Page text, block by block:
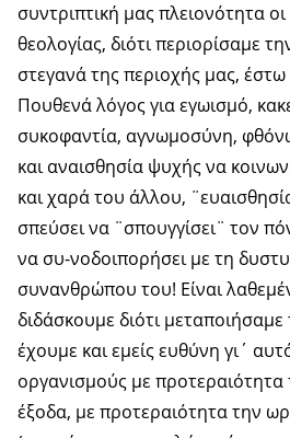
συντριπτική μας πλειονότητα
θεολογίας, διότι περιορίσαμε
στεγανά της περιοχής μας,
Πουθενά λόγος για εγωισμό,
συκοφαντία, αγνωμοσύνη,
και αναισθησία ψυχής να
και χαρά του άλλου,
σπεύσει να ¨σπουγγίσει¨ τον
να συ-νοδοιπορήσει με τη
συνανθρώπου του! Είναι
διδάσκουμε διότι
έχουμε και εμείς ευθύνη γι΄
οργανισμούς με προτεραιότητα
έξοδα, με προτεραιότητα την